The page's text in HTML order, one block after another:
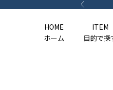
前へ
HOME
ホーム
ITEM
目的で探